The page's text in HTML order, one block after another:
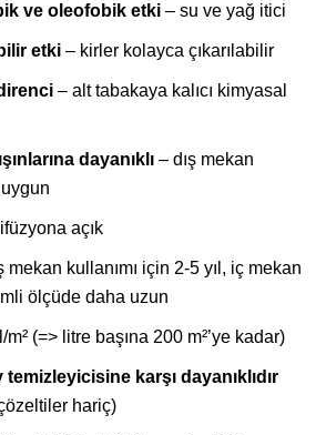
ve oleofobik etki – su ve yağ itici
etki – kirler kolayca çıkarılabilir
– alt tabakaya kalıcı kimyasal
dayanıklı – dış mekan
açık
mekan kullanımı için 2-5 yıl, iç mekan
ölçüde daha uzun
(=> litre başına 200 m²’ye kadar)
karşı dayanıklıdır
hariç)